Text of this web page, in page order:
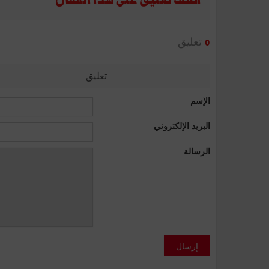
0 تعليق
تعليق
الإسم
البريد الإلكتروني
الرسالة
إرسال